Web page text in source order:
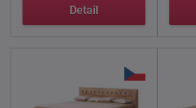
Detail